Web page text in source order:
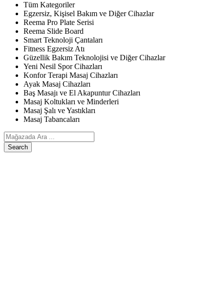
Tüm Kategoriler
Egzersiz, Kişisel Bakım ve Diğer Cihazlar
Reema Pro Plate Serisi
Reema Slide Board
Smart Teknoloji Çantaları
Fitness Egzersiz Atı
Güzellik Bakım Teknolojisi ve Diğer Cihazlar
Yeni Nesil Spor Cihazları
Konfor Terapi Masaj Cihazları
Ayak Masaj Cihazları
Baş Masajı ve El Akapuntur Cihazları
Masaj Koltukları ve Minderleri
Masaj Şalı ve Yastıkları
Masaj Tabancaları
Search